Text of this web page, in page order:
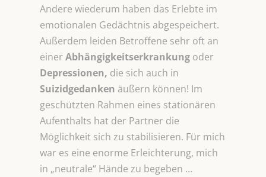
Andere wiederum haben das Erlebte im
emotionalen Gedächtnis abgespeichert.
Außerdem leiden Betroffene sehr oft an
einerAbhängigkeitserkrankung oder
Depressionen, die sich auch in
Suizidgedanken äußern können! Im
geschützten Rahmen eines stationären
Aufenthalts hat der Partner die
Möglichkeit sich zu stabilisieren. Für mich
war es eine enorme Erleichterung, mich
in „neutrale“ Hände zu begeben …